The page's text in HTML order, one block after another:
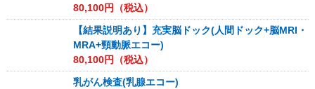
80,100円（税込）
【結果説明あり】充実脳ドック(人間ドック+脳MRI・
MRA+頸動脈エコー)
80,100円（税込）
乳がん検査(乳腺エコー)